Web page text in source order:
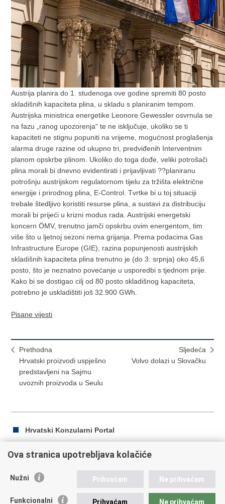
Austrija planira do 1. studenoga ove godine spremiti 80 posto
skladišnih kapaciteta plina, u skladu s planiranim tempom.
Austrijska ministrica energetike Leonore Gewessler osvrnula se
na fazu „ranog upozorenja“ te ne isključuje, ukoliko se ti
kapaciteti ne stignu popuniti na vrijeme, mogućnost proglašenja
alarma druge razine od ukupno tri, predviđenih Interventnim
planom opskrbe plinom. Ukoliko do toga dođe, veliki potrošači
plina morali bi dnevno evidentirati i prijavljivati ??planiranu
potrošnju austrijskom regulatornom tijelu za tržišta električne
energije i prirodnog plina, E-Control. Tvrtke bi u toj situaciji
trebale štedljivo koristiti resurse plina, a sustavi za distribuciju
morali bi prijeći u krizni modus rada. Austrijski energetski
koncern ÖMV, trenutno jamči opskrbu ovim energentom, tim
više što u ljetnoj sezoni nema grijanja. Prema podacima Gas
Infrastructure Europe (GIE), razina popunjenosti austrijskih
skladišnih kapaciteta plina trenutno je (do 3. srpnja) oko 45,6
posto, što je neznatno povećanje u usporedbi s tjednom prije.
Kako bi se dostigao cilj od 80 posto skladišnog kapaciteta,
potrebno je uskladištiti još 32.900 GWh.
Pisane vijesti
Prethodna
Hrvatski proizvodi uspješno
predstavljeni na Sajmu
uvoznih proizvoda u Seulu
Sljedeća
Volvo dolazi u Slovačku
Hrvatski Konzularni Portal
Ispiši
Podijeli
Facebooku
Twitteru
Republika Hrvatska
Ova stranica upotrebljava kolačiće
Nužni Prihvaćam Ne prihvaćam
Funkcionalni Prihvaćam Ne prihvaćam